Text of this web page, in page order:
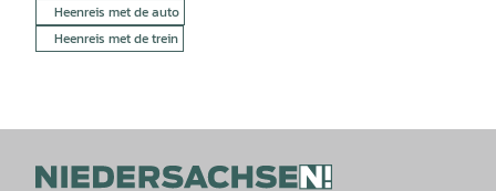
Heenreis met de auto
Heenreis met de trein